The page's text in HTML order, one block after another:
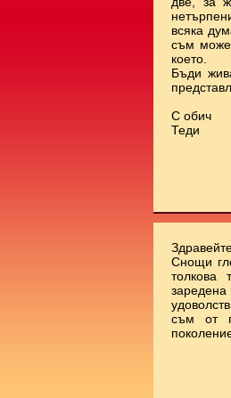
всяка
съм
което.
Бъди
С обич
Теди
Снощи
толкова
съм от